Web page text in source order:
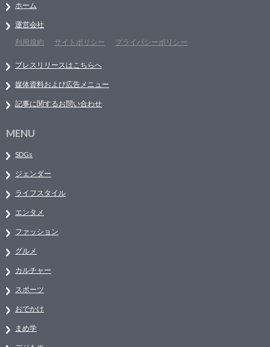
ホーム
運営会社
利用規約
サイトポリシー プライバシーポリシー
プレスリリースはこちらへ
媒体資料および広告メニュー
記事に関するお問い合わせ
MENU
SDGs
ジェンダー
ライフスタイル
エンタメ
ファッション
グルメ
カルチャー
スポーツ
おでかけ
まめ学